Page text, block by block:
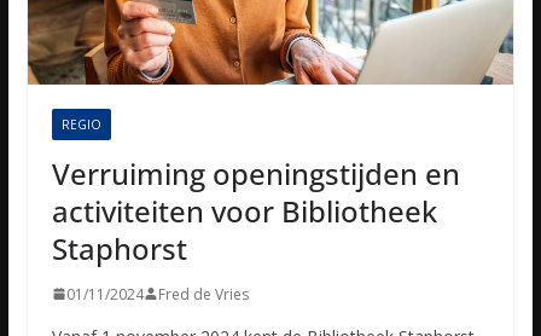
REGIO
Verruiming openingstijden en
activiteiten voor Bibliotheek
Staphorst
01/11/2024 Fred de Vries